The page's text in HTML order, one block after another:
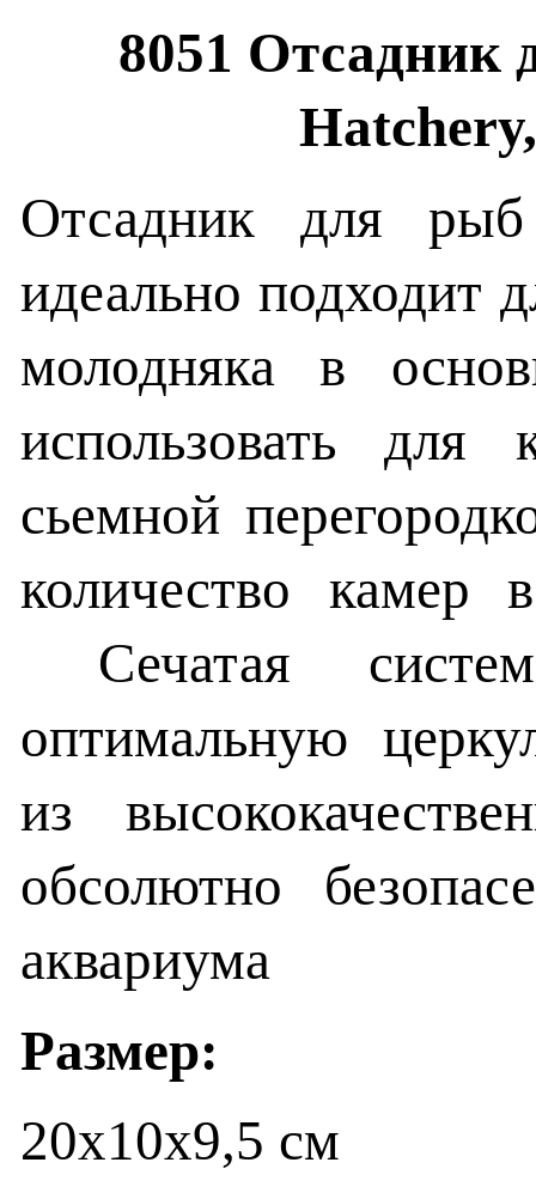
8051 Отсадник
Отсадник для
идеально подходит
молодняка в
использовать
сьемной
количество
Сечатая
оптимальную
из
обсолютно
аквариума
Размер:
20х10х9,5 см